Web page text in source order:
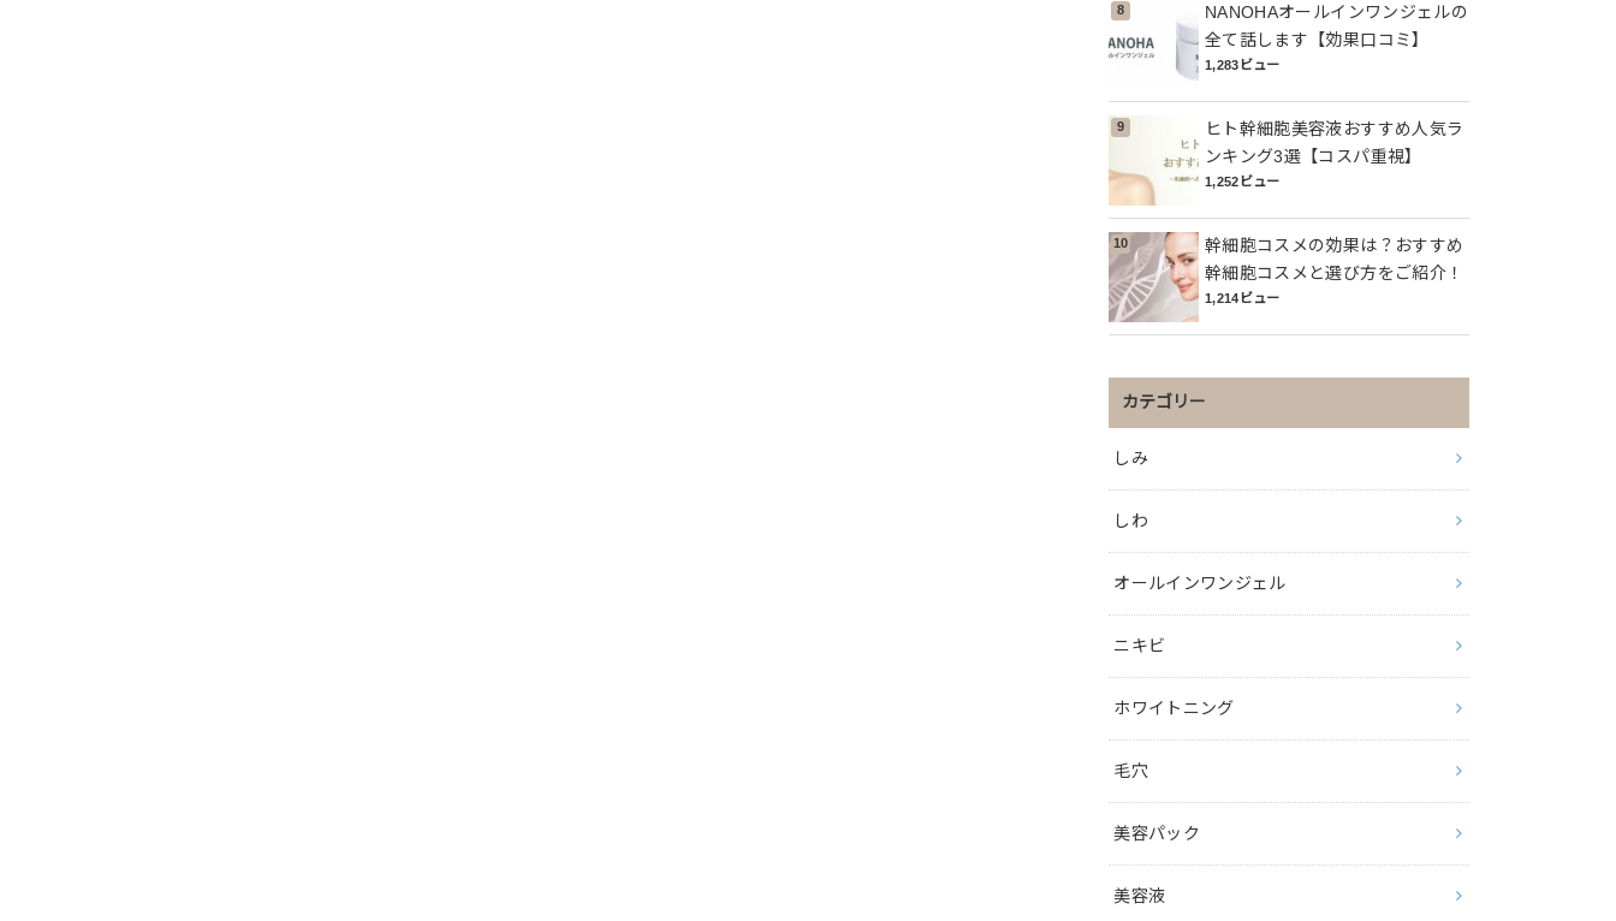
NANOHAオールインワンジェルの
全て話します【効果口コミ】
1,283ビュー
ヒト幹細胞美容液おすすめ人気ラ
ンキング3選【コスパ重視】
1,252ビュー
幹細胞コスメの効果は？おすすめ
幹細胞コスメと選び方をご紹介！
1,214ビュー
カテゴリー
しみ
しわ
オールインワンジェル
ニキビ
ホワイトニング
毛穴
美容パック
美容液